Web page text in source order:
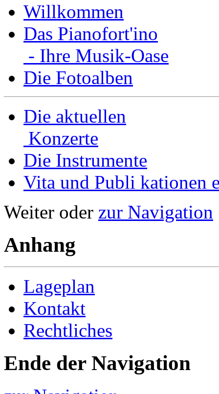
Willkommen
Das Pianofort'ino
- Ihre Musik-Oase
Die Fotoalben
Die aktuellen
Konzerte
Die Instrumente
Vita und Publi­ kationen
Weiter oder zur Navigation
Anhang
Lageplan
Kontakt
Rechtliches
Ende der Navigation